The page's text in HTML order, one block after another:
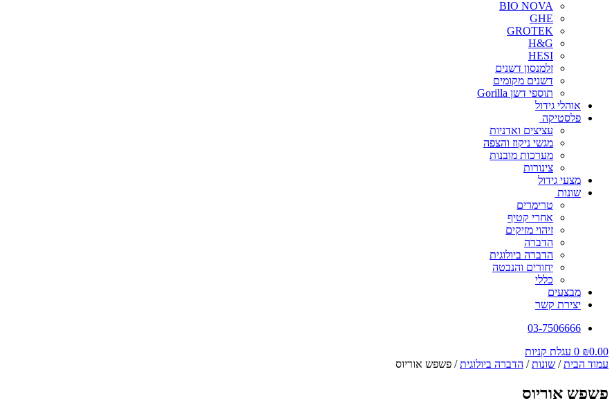
BIO NOVA
GHE
GROTEK
H&G
HESI
זלמנסון דשנים
דשנים מקומים
תוספי דשן Gorilla
אוהלי גידול
פלסטיקה
עציצים ואדניות
מגשי ניקוז והצפה
מערכות מובנות
צינורות
מצעי גידול
שונות
טרימרים
אחרי קטיף
זיהוי מזיקים
הדברה
הדברה ביולוגית
יחורים והנבטה
כללי
מבצעים
יצירת קשר
03-7506666
₪0.00
0 עגלת קניות
עמוד הבית/ שונות/ הדברה ביולוגית/ פשפש אוריוס
פשפש אוריוס